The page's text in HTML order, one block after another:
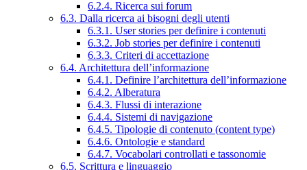
6.2.4. Ricerca sui forum
6.3. Dalla ricerca ai bisogni degli utenti
6.3.1. User stories per definire i contenuti
6.3.2. Job stories per definire i contenuti
6.3.3. Criteri di accettazione
6.4. Architettura dell’informazione
6.4.1. Definire l’architettura dell’informazione
6.4.2. Alberatura
6.4.3. Flussi di interazione
6.4.4. Sistemi di navigazione
6.4.5. Tipologie di contenuto (content type)
6.4.6. Ontologie e standard
6.4.7. Vocabolari controllati e tassonomie
6.5. Scrittura e linguaggio